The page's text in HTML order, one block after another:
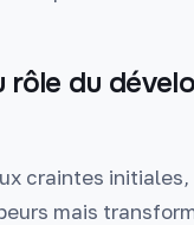
rôle du
craintes
mais